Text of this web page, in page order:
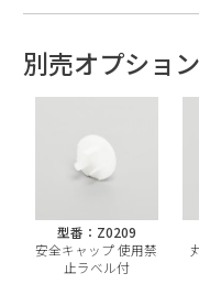
別売オプション
型番：Z0209
安全キャップ 使用禁
止ラベル付